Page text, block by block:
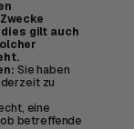
gilt auch
Sie haben
zu
eine
betreffende